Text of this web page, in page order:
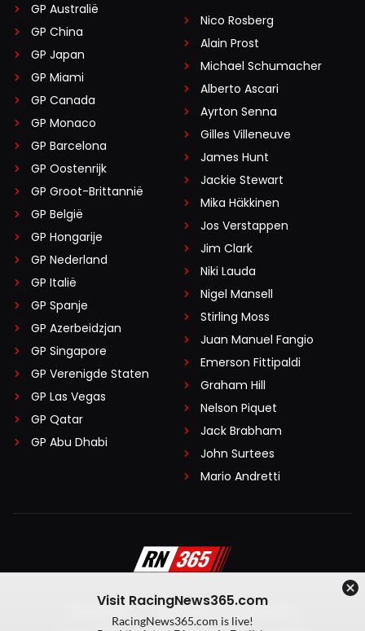
GP Australië
GP China
GP Japan
GP Miami
GP Canada
GP Monaco
GP Barcelona
GP Oostenrijk
GP Groot-Brittannië
GP België
GP Hongarije
GP Nederland
GP Italië
GP Spanje
GP Azerbeidzjan
GP Singapore
GP Verenigde Staten
GP Las Vegas
GP Qatar
GP Abu Dhabi
Nico Rosberg
Alain Prost
Michael Schumacher
Alberto Ascari
Ayrton Senna
Gilles Villeneuve
James Hunt
Jackie Stewart
Mika Häkkinen
Jos Verstappen
Jim Clark
Niki Lauda
Nigel Mansell
Stirling Moss
Juan Manuel Fangio
Emerson Fittipaldi
Graham Hill
Nelson Piquet
Jack Brabham
John Surtees
Mario Andretti
Algemene voorwaarden
Visit RacingNews365.com
RacingNews365.com is live!